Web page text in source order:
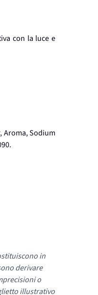
con la luce e
Aroma, Sodium
in
derivare
o
illustrativo